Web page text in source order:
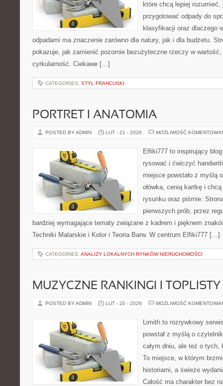
które chcą lepiej rozumieć,
przygotować odpady do
klasyfikacji oraz dlaczego
odpadami ma znaczenie zarówno dla natury, jak i dla budżetu.
pokazuje, jak zamienić pozornie bezużyteczne rzeczy w
cyrkularność. Ciekawe […]
CATEGORIES: STYL FRANCUSKI
PORTRET I ANATOMIA
POSTED BY ADMIN LUT - 21 - 2026 MOŻLIWOŚĆ
Elfiki777 to inspirujący
rysować i ćwiczyć
miejsce powstało z myślą
ołówka, cenią kartkę i
rysunku oraz piśmie.
pierwszych prób, przez
bardziej wymagające tematy związane z kadrem i pięknem
Techniki Malarskie i Kolor i Teoria Barw. W centrum Elfiki777 […]
CATEGORIES: ANALIZY LOKALNYCH RYNKÓW NIERUCHOMOŚCI
MUZYCZNE RANKINGI I TOPLISTY
POSTED BY ADMIN LUT - 20 - 2026 MOŻLIWOŚĆ
Limith to rozrywkowy
powstał z myślą o
całym dniu, ale też o
To miejsce, w którym
historiami, a świeże
Całość ma charakter bez